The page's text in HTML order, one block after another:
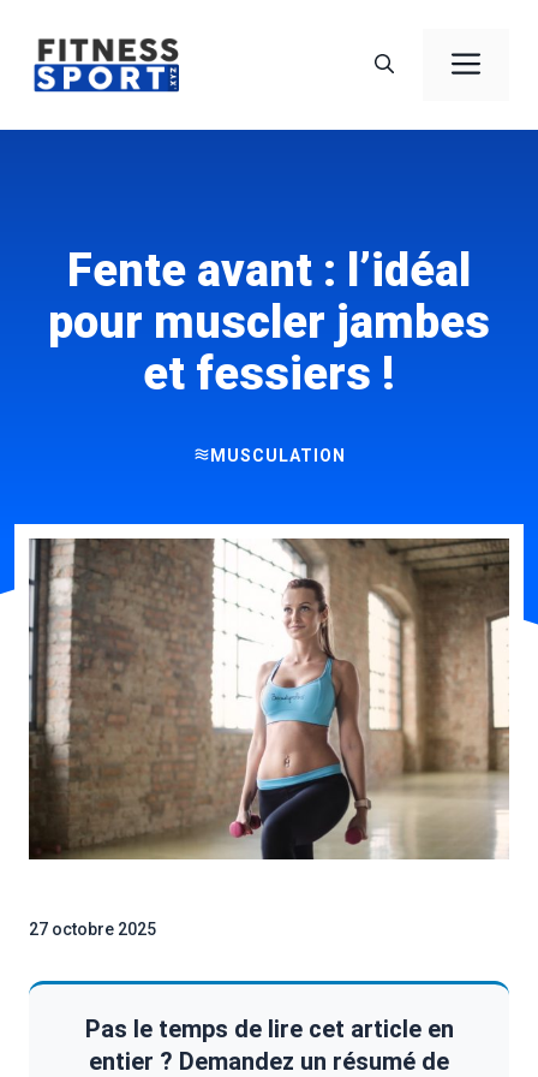
contenu
Fente avant : l’idéal
pour muscler jambes
et fessiers !
MUSCULATION
27 octobre 2025
Pas le temps de lire cet article en
entier ? Demandez un résumé de